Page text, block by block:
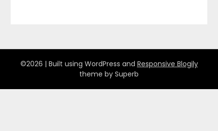
©2026 | Built using WordPress and Responsive Blogily
theme by Superb